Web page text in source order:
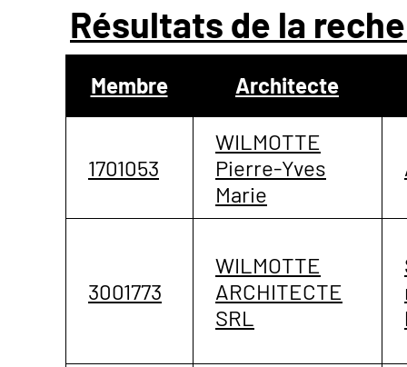
Résultats de la
Membre Architecte
1701053
WILMOTTE
Pierre-Yves
Marie
3001773
WILMOTTE
ARCHITECTE
SRL